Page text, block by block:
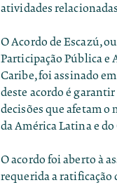
atividades
O Acordo de Escazú,
Participação Pública e
Caribe, foi assinado
deste acordo é
decisões que afetam o
da América Latina e
O acordo foi aberto à
requerida a ratificação